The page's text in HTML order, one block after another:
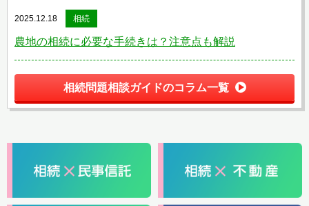
2025.12.18 相続
農地の相続に必要な手続きは？注意点も解説
相続問題相談ガイドのコラム一覧